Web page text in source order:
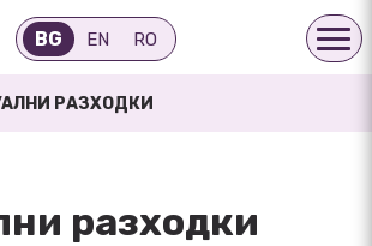
BG EN RO
РАЗХОДКИ
разходки